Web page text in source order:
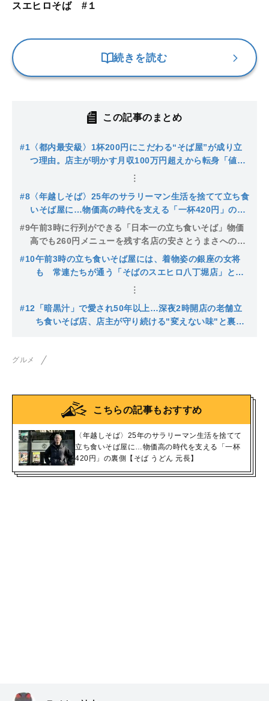
スエヒロそば #１
続きを読む
この記事のまとめ
#1 〈都内最安級〉1杯200円にこだわる“そば屋”が成り立
つ理由。店主が明かす月収100万円超えから転身「値上
げをしない理由の一つは…」
#8 〈年越しそば〉25年のサラリーマン生活を捨てて立ち食
いそば屋に…物価高の時代を支える「一杯420円」の裏
側【そば うどん 元長】
#9午前3時に行列ができる「日本一の立ち食いそば」物価
高でも260円メニューを残す名店の安さとうまさへの執
念
#10午前3時の立ち食いそば屋には、着物姿の銀座の女将
も 常連たちが通う「そばのスエヒロ八丁堀店」と深
#12 「暗黒汁」で愛され50年以上…深夜2時開店の老舗立
ち食いそば店、店主が守り続ける"変えない味"と裏で
グルメ
こちらの記事もおすすめ
〈年越しそば〉25年のサラリーマン生活を捨てて
立ち食いそば屋に…物価高の時代を支える「一杯
420円」の裏側【そば うどん 元長】